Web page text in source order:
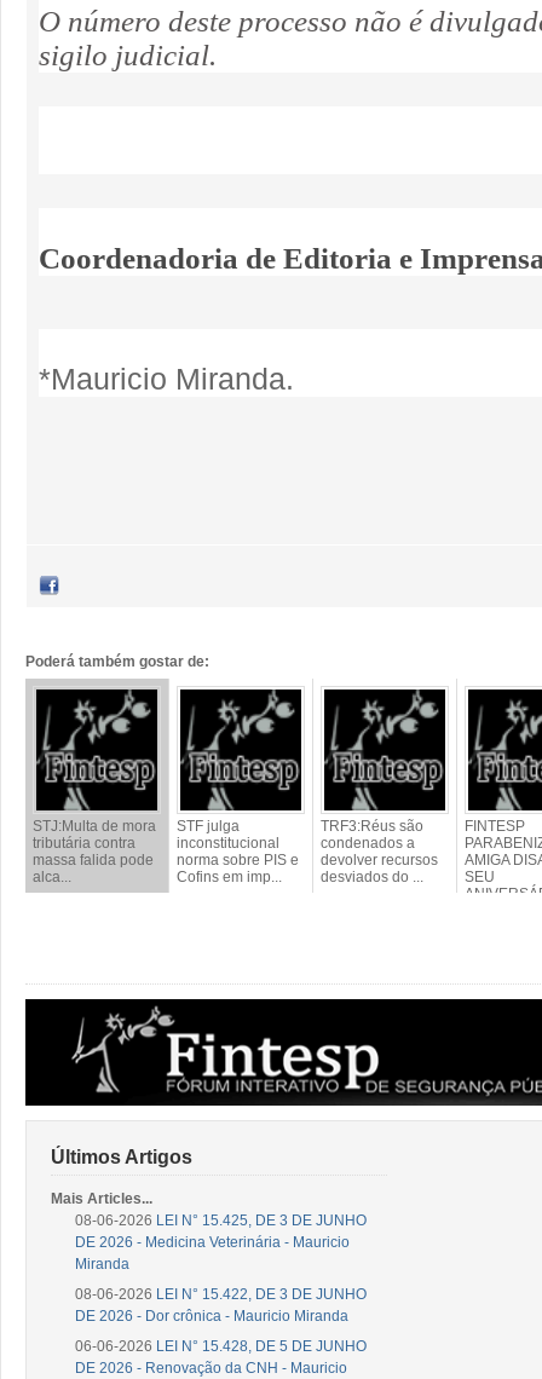
O número deste processo não é
sigilo judicial.
Coordenadoria de Editoria e
*Mauricio Miranda.
Poderá também gostar de:
STJ:Multa de mora
tributária contra
massa falida pode
alca...
STF julga
inconstitucional
norma sobre PIS e
Cofins em imp...
TRF3:Réus são
condenados a
devolver recursos
desviados do ...
FINTESP
AMIGA
SEU
Últimos Artigos
Mais Articles...
08-06-2026 LEI N° 15.425, DE 3 DE JUNHO
DE 2026 - Medicina Veterinária - Mauricio
Miranda
08-06-2026 LEI N° 15.422, DE 3 DE JUNHO
DE 2026 - Dor crônica - Mauricio Miranda
06-06-2026 LEI N° 15.428, DE 5 DE JUNHO
DE 2026 - Renovação da CNH - Mauricio